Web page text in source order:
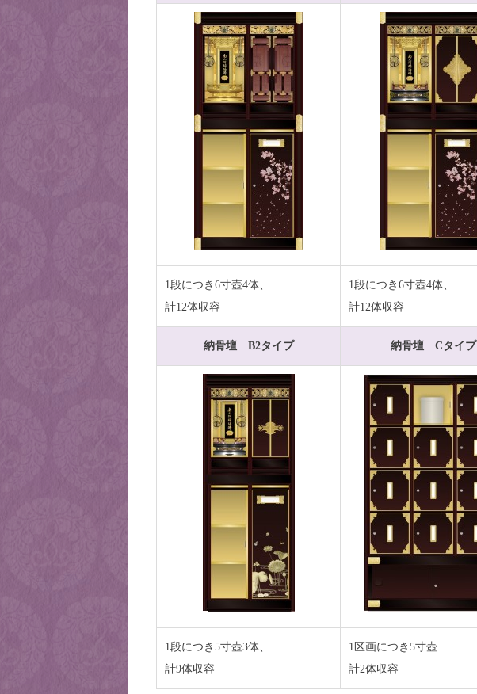
1段につき6寸壺4体、
計12体収容
1段につき6寸壺4体、
計12体収容
納骨壇 B2タイプ 納骨壇 Cタイプ
1段につき5寸壺3体、
計9体収容
1区画につき5寸壺
計2体収容